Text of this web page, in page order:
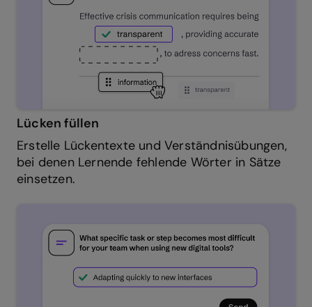
Lücken füllen
Erstelle Lückentexte und Verständnisübungen,
bei denen Lernende fehlende Wörter in Sätze
einsetzen.